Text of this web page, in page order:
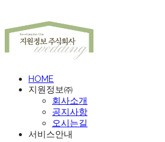
HOME
지원정보㈜
회사소개
공지사항
오시는길
서비스안내